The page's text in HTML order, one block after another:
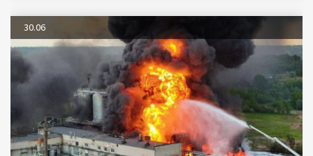
30.06